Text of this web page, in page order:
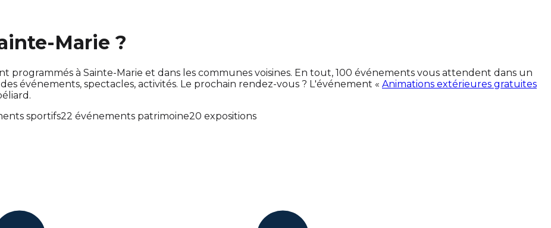
Marie ?
programmés à Sainte-Marie et dans les communes voisines. En tout, 100 événements vous attendent dans un
événements, spectacles, activités. Le prochain rendez-vous ? L'événement « Animations extérieures gratuites
sportifs22 événements patrimoine20 expositions